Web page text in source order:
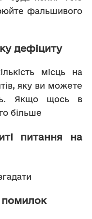
фальшивого
дефіциту
місць на
яку ви можете
Якщо щось в
більше
питання на
помилок